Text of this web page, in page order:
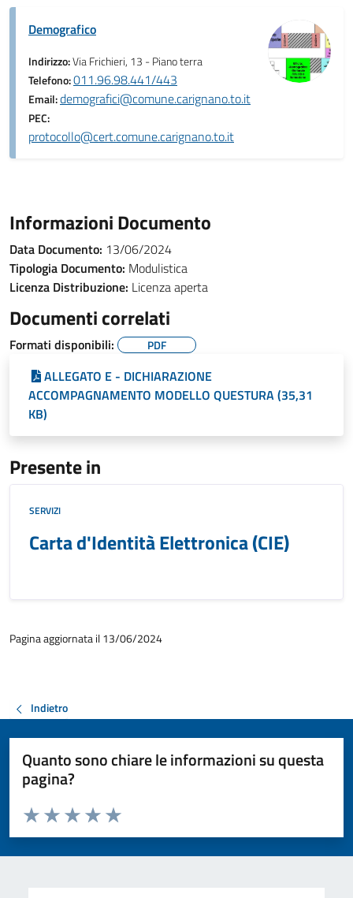
Demografico
Indirizzo:Via Frichieri, 13 - Piano terra
Telefono:011.96.98.441/443
Email:demografici@comune.carignano.to.it
PEC:
protocollo@cert.comune.carignano.to.it
Informazioni Documento
Data Documento: 13/06/2024
Tipologia Documento: Modulistica
Licenza Distribuzione: Licenza aperta
Documenti correlati
Formati disponibili: PDF
ALLEGATO E - DICHIARAZIONE
ACCOMPAGNAMENTO MODELLO QUESTURA (35,31
KB)
Presente in
SERVIZI
Carta d'Identità Elettronica (CIE)
Pagina aggiornata il 13/06/2024
Indietro
Quanto sono chiare le informazioni su questa
pagina?
Valuta da 1 a 5 stelle la pagina
Valuta 5 stelle su 5
Valuta 4 stelle su 5
Valuta 3 stelle su 5
Valuta 2 stelle su 5
Valuta 1 stelle su 5